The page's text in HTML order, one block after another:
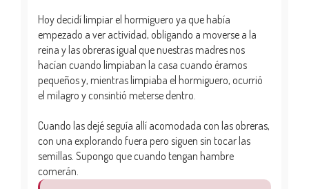
Hoy decidí limpiar el hormiguero ya que había
empezado a ver actividad, obligando a moverse a la
reina y las obreras igual que nuestras madres nos
hacían cuando limpiaban la casa cuando éramos
pequeños y, mientras limpiaba el hormiguero, ocurrió
el milagro y consintió meterse dentro.
Cuando las dejé seguía allí acomodada con las obreras,
con una explorando fuera pero siguen sin tocar las
semillas. Supongo que cuando tengan hambre
comerán.